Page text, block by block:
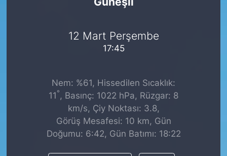
12 Mart Perşembe
17:45
Nem: %61, Hissedilen Sıcaklık:
11 ° , Basınç: 1022 hPa, Rüzgar: 8
km/s, Çiy Noktası: 3.8,
Görüş Mesafesi: 10 km, Gün
Doğumu: 6:42, Gün Batımı: 18:22